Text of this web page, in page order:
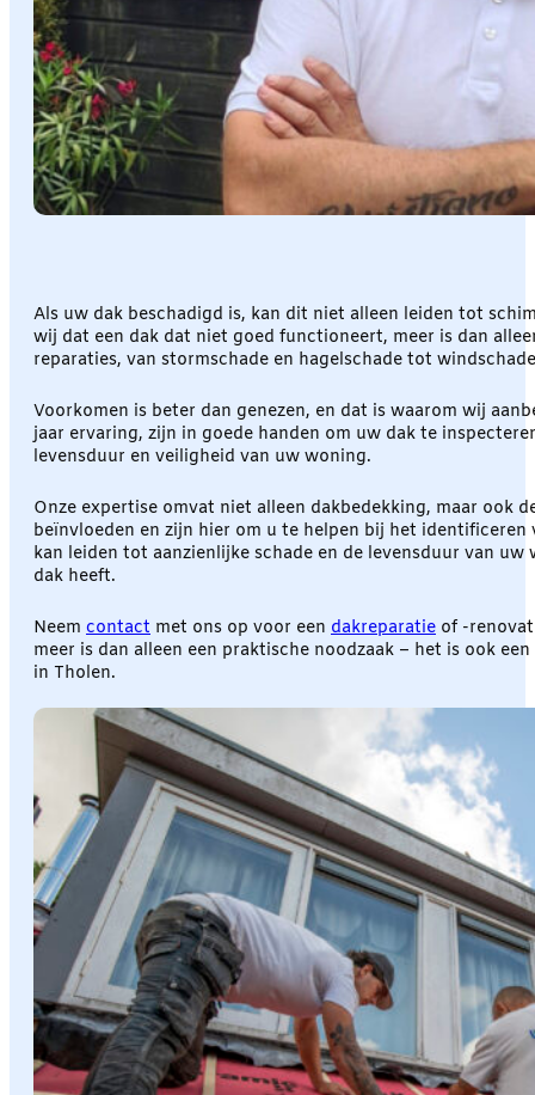
Als uw dak beschadigd is, kan dit niet alleen leiden tot
wij dat een dak dat niet goed functioneert, meer is dan
reparaties, van stormschade en hagelschade tot
Voorkomen is beter dan genezen, en dat is waarom wij
jaar ervaring, zijn in goede handen om uw dak te
levensduur en veiligheid van uw woning.
Onze expertise omvat niet alleen dakbedekking, maar ook
beïnvloeden en zijn hier om u te helpen bij het
kan leiden tot aanzienlijke schade en de levensduur van
dak heeft.
Neem contact met ons op voor een dakreparatie of -
meer is dan alleen een praktische noodzaak – het is ook
in Tholen.